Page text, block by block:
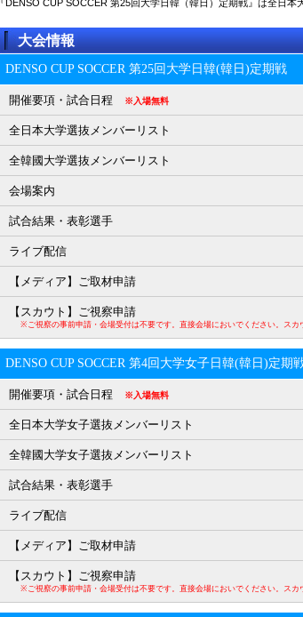
『DENSO CUP SOCCER 第25回大学日韓（韓日）定期戦』は全日本
大会情報
DENSO CUP SOCCER 第25回大学日韓(韓日)定期戦
開催要項・試合日程 ※入場無料
全日本大学選抜メンバーリスト
全韓國大学選抜メンバーリスト
会場案内
試合結果・表彰選手
ライブ配信
【メディア】ご取材申請
【スカウト】ご視察申請
※ご視察の事前申請・会場受付は不要です。直接会場においでください。ス
DENSO CUP SOCCER 第4回大学女子日韓(韓日)定期
開催要項・試合日程 ※入場無料
全日本大学女子選抜メンバーリスト
全韓國大学女子選抜メンバーリスト
試合結果・表彰選手
ライブ配信
【メディア】ご取材申請
【スカウト】ご視察申請
※ご視察の事前申請・会場受付は不要です。直接会場においでください。ス